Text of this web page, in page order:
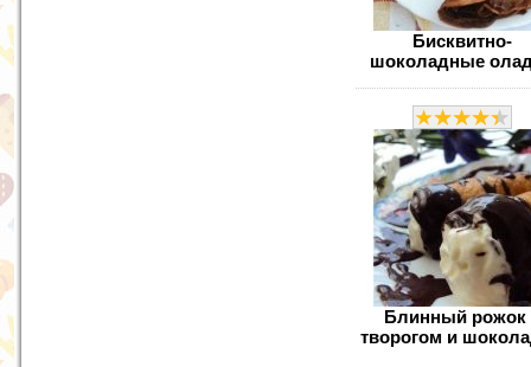
Бисквитно-
шоколадные
Блинный рожок
творогом и